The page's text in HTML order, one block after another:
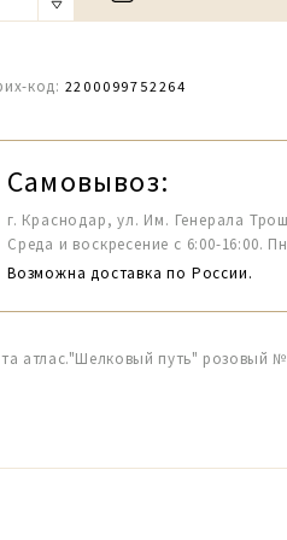
код: 2200099752264
Самовывоз:
г. Краснодар, ул. Им. Генерала
Среда и воскресение с 6:00-16:00.
Возможна доставка по России.
атлас."Шелковый путь" розовый